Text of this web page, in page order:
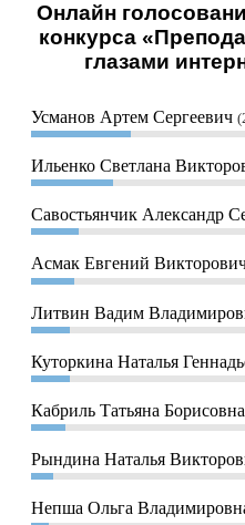
Онлайн
конкурса
глазами
Усманов Артем Сергеевич
Ильенко Светлана
Савостьянчик Александр
Асмак Евгений
Литвин Вадим
Куторкина Наталья
Кабриль Татьяна Борисовна
Рындина Наталья
Непша Ольга